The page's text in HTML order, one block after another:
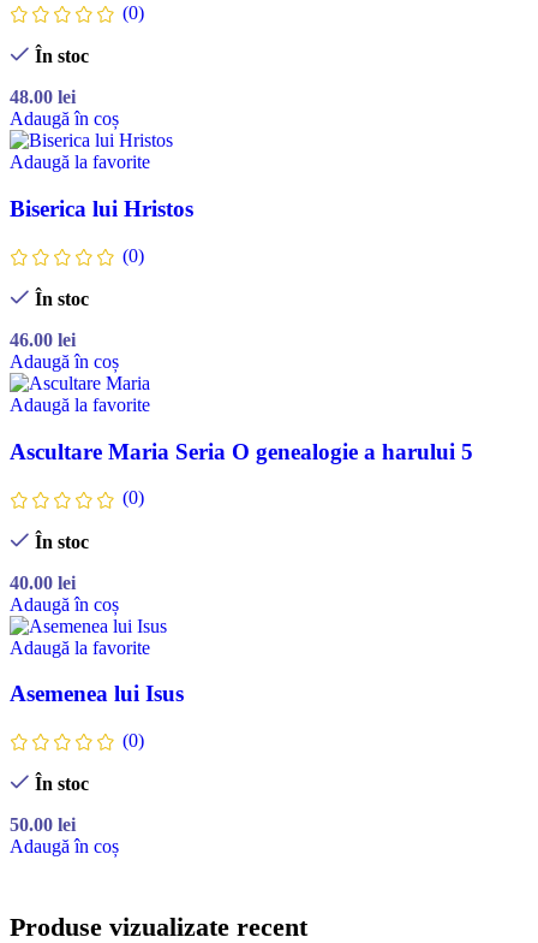
(0)
În stoc
48.00 lei
Adaugă în coș
Adaugă la favorite
Biserica lui Hristos
(0)
În stoc
46.00 lei
Adaugă în coș
Adaugă la favorite
Ascultare Maria Seria O genealogie a harului 5
(0)
În stoc
40.00 lei
Adaugă în coș
Adaugă la favorite
Asemenea lui Isus
(0)
În stoc
50.00 lei
Adaugă în coș
Produse vizualizate recent